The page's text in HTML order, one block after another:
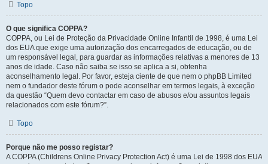
Topo
O que significa COPPA?
COPPA, ou Lei de Proteção da Privacidade Online Infantil de 1998, é uma Lei
dos EUA que exige uma autorização dos encarregados de educação, ou de
um responsável legal, para guardar as informações relativas a menores de 13
anos de idade. Caso não saiba se isso se aplica a si, obtenha
aconselhamento legal. Por favor, esteja ciente de que nem o phpBB Limited
nem o fundador deste fórum o pode aconselhar em termos legais, à exceção
da questão “Quem devo contactar em caso de abusos e/ou assuntos legais
relacionados com este fórum?”.
Topo
Porque não me posso registar?
A COPPA (Childrens Online Privacy Protection Act) é uma Lei de 1998 dos EUA